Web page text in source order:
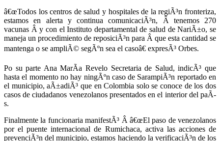
â€œTodos los centros de salud y hospitales de la regiÃ³n fronteriza,
estamos en alerta y continua comunicaciÃ³n, Â tenemos 270
vacunas Â y con el Instituto departamental de salud de NariÃ±o, se
maneja un procedimiento de reposiciÃ³n para Â que esta cantidad se
mantenga o se ampliÃ© segÃºn sea el casoâ€ expresÃ³ Orbes.
Po su parte Ana MarÃ­a Revelo Secretaria de Salud, indicÃ³ que
hasta el momento no hay ningÃºn caso de SarampiÃ³n reportado en
el municipio, aÃ±adiÃ³ que en Colombia solo se conoce de los dos
casos de ciudadanos venezolanos presentados en el interior del paÃ­
s.
Finalmente la funcionaria manifestÃ³ Â â€œEl paso de venezolanos
por el puente internacional de Rumichaca, activa las acciones de
prevenciÃ³n del municipio, estamos haciendo la verificaciÃ³n de los